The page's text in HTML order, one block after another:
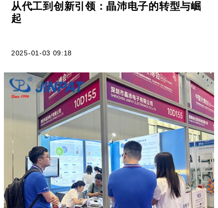
从代工到创新引领：晶沛电子的转型与崛
起
2025-01-03 09:18